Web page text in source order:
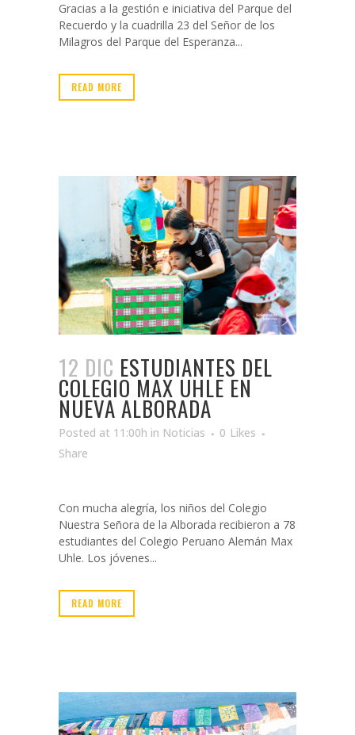
Gracias a la gestión e iniciativa del Parque del
Recuerdo y la cuadrilla 23 del Señor de los
Milagros del Parque del Esperanza...
READ MORE
12 DIC ESTUDIANTES DEL
COLEGIO MAX UHLE EN
NUEVA ALBORADA
Posted at 11:00h in Noticias 0 Likes
Share
Con mucha alegría, los niños del Colegio
Nuestra Señora de la Alborada recibieron a 78
estudiantes del Colegio Peruano Alemán Max
Uhle. Los jóvenes...
READ MORE